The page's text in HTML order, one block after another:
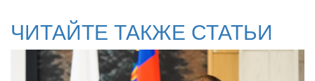
ЧИТАЙТЕ ТАКЖЕ СТАТЬИ